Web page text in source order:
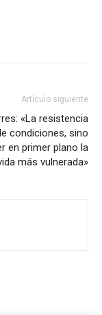
Artículo siguiente
«La resistencia
condiciones, sino
en primer plano la
más vulnerada»